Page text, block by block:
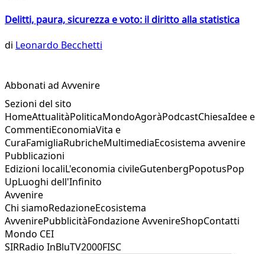
Delitti, paura, sicurezza e voto: il diritto alla statistica
di Leonardo Becchetti
Abbonati ad Avvenire
Sezioni del sito
HomeAttualitàPoliticaMondoAgoràPodcastChiesaIdee e
CommentiEconomiaVita e
CuraFamigliaRubricheMultimediaEcosistema avvenire
Pubblicazioni
Edizioni localiL'economia civileGutenbergPopotusPop
UpLuoghi dell'Infinito
Avvenire
Chi siamoRedazioneEcosistema
AvvenirePubblicitàFondazione AvvenireShopContatti
Mondo CEI
SIRRadio InBluTV2000FISC